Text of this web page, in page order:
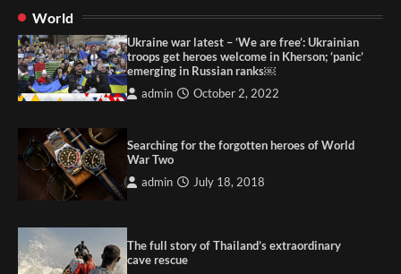
World
Ukraine war latest – ‘We are free’: Ukrainian
troops get heroes welcome in Kherson; ‘panic’
emerging in Russian ranks￼
admin October 2, 2022
Searching for the forgotten heroes of World
War Two
admin July 18, 2018
The full story of Thailand’s extraordinary
cave rescue